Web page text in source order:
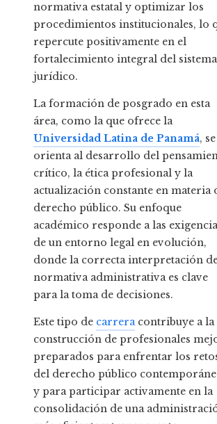
normativa estatal y optimizar los
procedimientos institucionales, lo
repercute positivamente en el
fortalecimiento integral del sistema
jurídico.
La formación de posgrado en esta
área, como la que ofrece la
Universidad Latina de Panamá, se
orienta al desarrollo del
crítico, la ética profesional y la
actualización constante en materia
derecho público. Su enfoque
académico responde a las
de un entorno legal en evolución,
donde la correcta interpretación
normativa administrativa es clave
para la toma de decisiones.
Este tipo de carreracontribuye a la
construcción de profesionales
preparados para enfrentar los
del derecho público
y para participar activamente en la
consolidación de una